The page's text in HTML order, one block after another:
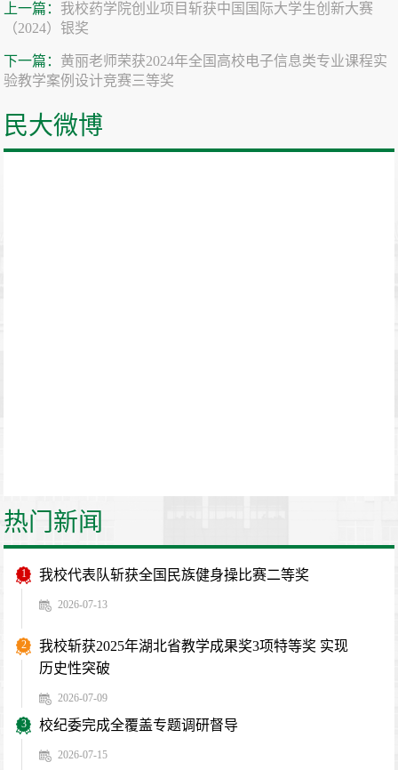
上一篇： 我校药学院创业项目斩获中国国际大学生创新大赛
（2024）银奖
下一篇： 黄丽老师荣获2024年全国高校电子信息类专业课程实
验教学案例设计竞赛三等奖
民大微博
热门新闻
1 我校代表队斩获全国民族健身操比赛二等奖
2026-07-13
2
我校斩获2025年湖北省教学成果奖3项特等奖 实现
历史性突破
2026-07-09
3 校纪委完成全覆盖专题调研督导
2026-07-15